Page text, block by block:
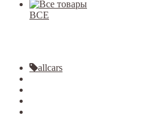
ВСЕ
allcars